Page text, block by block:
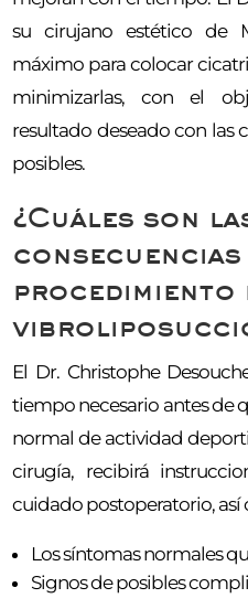
su cirujano estético de
máximo para colocar
minimizarlas, con el
resultado deseado con las
posibles.
¿Cuáles son
procedimiento
El Dr. Christophe
tiempo necesario antes de
normal de actividad
cirugía, recibirá
cuidado postoperatorio,
Los síntomas normales
Signos de posibles